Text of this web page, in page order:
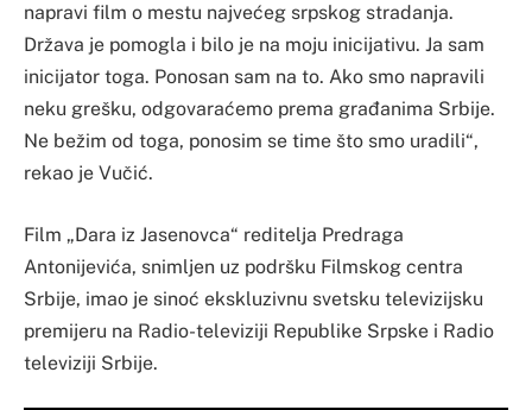
napravi film o mestu najvećeg srpskog stradanja.
Država je pomogla i bilo je na moju inicijativu. Ja sam
inicijator toga. Ponosan sam na to. Ako smo napravili
neku grešku, odgovaraćemo prema građanima Srbije.
Ne bežim od toga, ponosim se time što smo uradili“,
rekao je Vučić.
Film „Dara iz Jasenovca“ reditelja Predraga
Antonijevića, snimljen uz podršku Filmskog centra
Srbije, imao je sinoć ekskluzivnu svetsku televizijsku
premijeru na Radio-televiziji Republike Srpske i Radio
televiziji Srbije.